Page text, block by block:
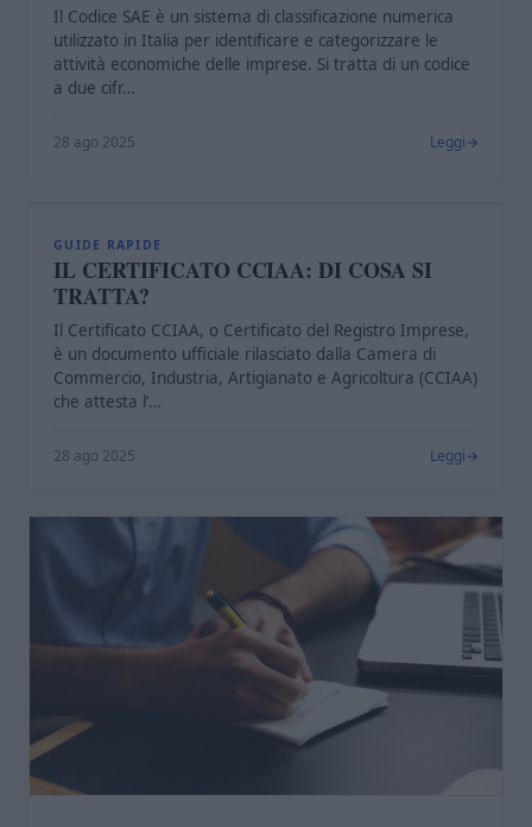
Il Codice SAE è un sistema di classificazione numerica
utilizzato in Italia per identificare e categorizzare le
attività economiche delle imprese. Si tratta di un codice
a due cifr…
28 ago 2025 Leggi
GUIDE RAPIDE
IL CERTIFICATO CCIAA: DI COSA SI
TRATTA?
Il Certificato CCIAA, o Certificato del Registro Imprese,
è un documento ufficiale rilasciato dalla Camera di
Commercio, Industria, Artigianato e Agricoltura (CCIAA)
che attesta l’…
28 ago 2025 Leggi